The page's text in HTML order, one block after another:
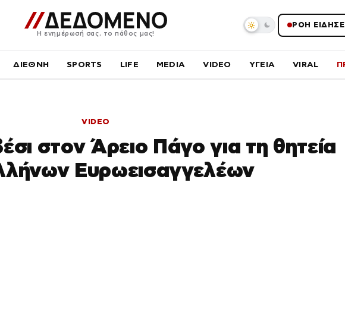
Η ενημέρωσή σας, το πάθος μας!
ΡΟΗ
ΔΙΕΘΝΗ SPORTS LIFE MEDIA VIDEO ΥΓΕΙΑ VIRAL
VIDEO
στον Άρειο Πάγο για τη θητεία
Ευρωεισαγγελέων